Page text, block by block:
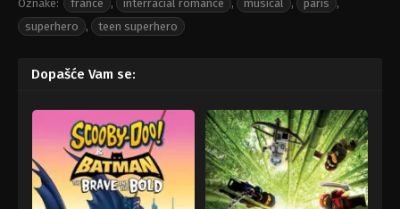
Oznake: france , interracial romance , musical , paris
,
superhero
, teen superhero
Dopašće Vam se: